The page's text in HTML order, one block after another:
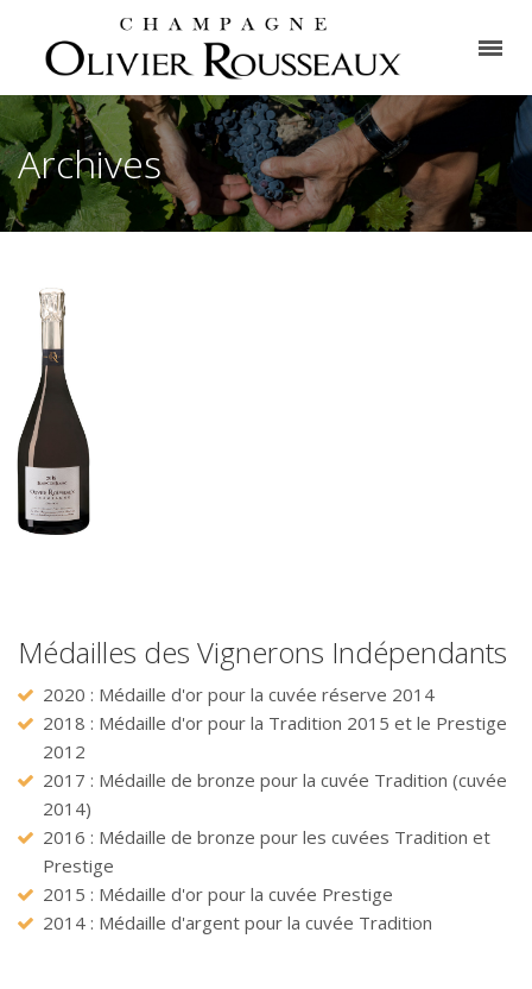
Archives
La
Cuvée
Blanc
Blancs
2016
Notre gamme
Médailles des Vignerons Indépendants
2020 : Médaille d'or pour la cuvée réserve 2014
2018 : Médaille d'or pour la Tradition 2015 et le Prestige
2012
2017 : Médaille de bronze pour la cuvée Tradition (cuvée
2014)
2016 : Médaille de bronze pour les cuvées Tradition et
Prestige
2015 : Médaille d'or pour la cuvée Prestige
2014 : Médaille d'argent pour la cuvée Tradition